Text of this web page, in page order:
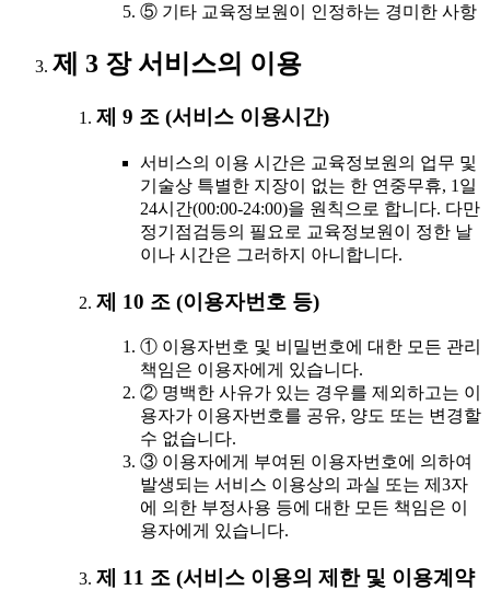
⑤ 기타 교육정보원이 인정하는 경미한 사항
제 3 장 서비스의 이용
제 9 조 (서비스 이용시간)
서비스의 이용 시간은 교육정보원의 업무 및
기술상 특별한 지장이 없는 한 연중무휴, 1일
24시간(00:00-24:00)을 원칙으로 합니다. 다만
정기점검등의 필요로 교육정보원이 정한 날
이나 시간은 그러하지 아니합니다.
제 10 조 (이용자번호 등)
① 이용자번호 및 비밀번호에 대한 모든 관리
책임은 이용자에게 있습니다.
② 명백한 사유가 있는 경우를 제외하고는 이
용자가 이용자번호를 공유, 양도 또는 변경할
수 없습니다.
③ 이용자에게 부여된 이용자번호에 의하여
발생되는 서비스 이용상의 과실 또는 제3자
에 의한 부정사용 등에 대한 모든 책임은 이
용자에게 있습니다.
제 11 조 (서비스 이용의 제한 및 이용계약